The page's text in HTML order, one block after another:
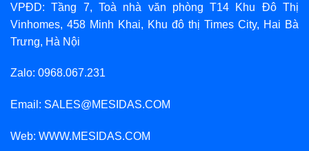
VPĐD: Tầng 7, Toà nhà văn phòng T14 Khu Đô Thị
Vinhomes, 458 Minh Khai, Khu đô thị Times City, Hai Bà
Trưng, Hà Nội
Zalo: 0968.067.231
Email: SALES@MESIDAS.COM
Web: WWW.MESIDAS.COM